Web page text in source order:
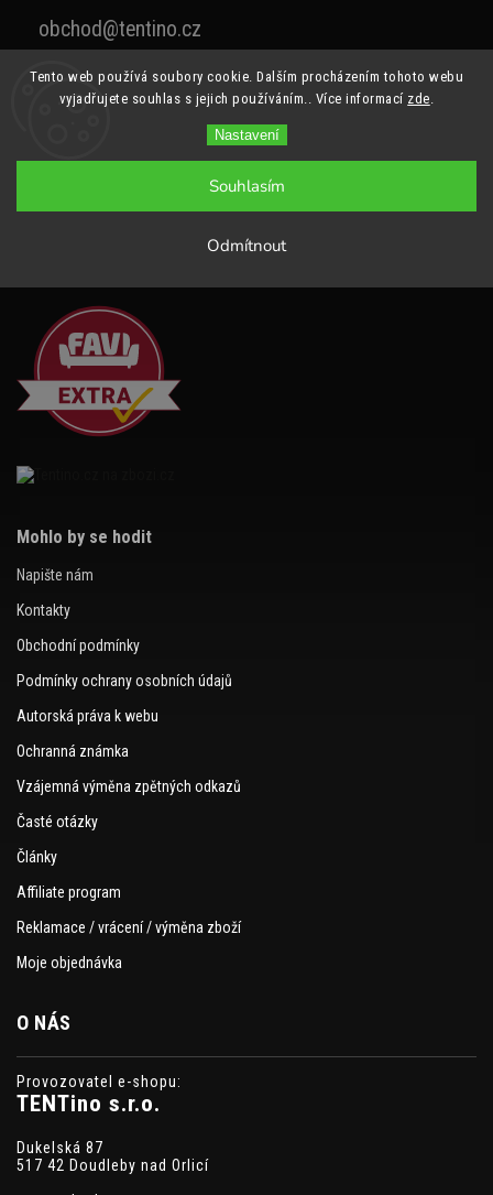
Tento web používá soubory cookie. Dalším procházením tohoto webu
vyjadřujete souhlas s jejich používáním.. Více informací zde.
Nastavení
Odmítnout
Souhlasím
obchod@tentino.cz
Mohlo by se hodit
Napište nám
Kontakty
Obchodní podmínky
Podmínky ochrany osobních údajů
Autorská práva k webu
Ochranná známka
Vzájemná výměna zpětných odkazů
Časté otázky
Články
Affiliate program
Reklamace / vrácení / výměna zboží
Moje objednávka
O NÁS
Provozovatel e-shopu:
TENTino s.r.o.
Dukelská 87
517 42 Doudleby nad Orlicí